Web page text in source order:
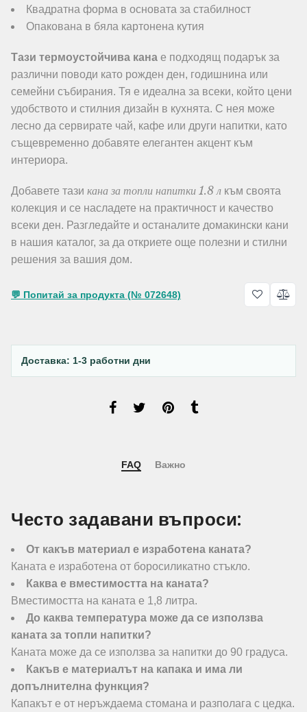
Квадратна форма в основата за стабилност
Опакована в бяла картонена кутия
Тази термоустойчива кана е подходящ подарък за
различни поводи като рожден ден, годишнина или
семейни събирания. Тя е идеална за всеки, който цени
удобството и стилния дизайн в кухнята. С нея може
лесно да сервирате чай, кафе или други напитки, като
същевременно добавяте елегантен акцент към
интериора.
Добавете тази кана за топли напитки 1.8 л към своята
колекция и се насладете на практичност и качество
всеки ден. Разгледайте и останалите домакински кани
в нашия каталог, за да откриете още полезни и стилни
решения за вашия дом.
💬 Попитай за продукта (№ 072648)
Доставка: 1-3 работни дни
FAQ Важно
Често задавани въпроси:
От какъв материал е изработена каната?
Каната е изработена от боросиликатно стъкло.
Каква е вместимостта на каната?
Вместимостта на каната е 1,8 литра.
До каква температура може да се използва
каната за топли напитки?
Каната може да се използва за напитки до 90 градуса.
Какъв е материалът на капака и има ли
допълнителна функция?
Капакът е от неръждаема стомана и разполага с цедка.